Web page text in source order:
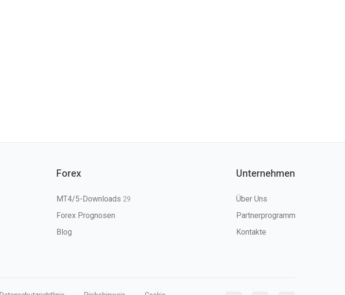
Forex
MT4/5-Downloads 29
Forex Prognosen
Blog
Unternehmen
Über Uns
Partnerprogramm
Kontakte